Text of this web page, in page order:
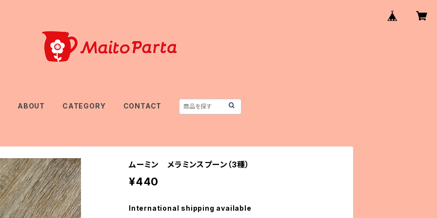
ABOUT CATEGORY CONTACT
ムーミン メラミンスプーン（3種）
¥440
International shipping available